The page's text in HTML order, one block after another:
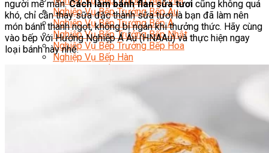
Nghiệp Vụ Bếp Trưởng Bếp Âu
Nghiệp Vụ Bếp Trưởng Bếp Á
Nghiệp Vụ Bếp Trưởng Bếp Nhật
Nghiệp Vụ Bếp Trưởng Bếp Hoa
Nghiệp Vụ Bếp Hàn
Nghiệp Vụ Bếp Thái
Điểm Tâm Hồng Kông
người mê mẩn.Cách làm bánh flan sữa tươi cũng không quá
khó, chỉ cần thay sữa đặc thành sữa tươi là bạn đã làm nên
món bánh thanh ngọt, không bị ngán khi thưởng thức. Hãy cùng
vào bếp với Hướng Nghiệp Á Âu (HNAAu) và thực hiện ngay
loại bánh này nhé.